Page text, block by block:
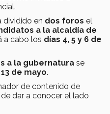
dividido en dos foros el
a la alcaldía de
a cabo los días 4, 5 y 6 de
a la gubernatura se
13 de mayo.
de contenido de
dar a conocer el lado